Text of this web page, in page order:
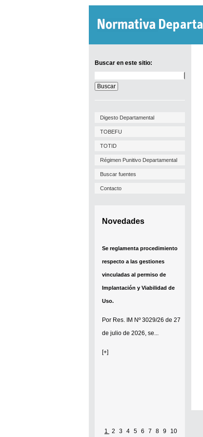
Buscar en este sitio:
en
este
sitio:
Digesto Departamental
TOBEFU
TOTID
Régimen Punitivo Departamental
Buscar fuentes
Contacto
Novedades
Se reglamenta procedimiento
respecto a las gestiones
vinculadas al permiso de
Implantación y Viabilidad de
Uso.
Por Res. IM Nº 3029/26 de 27
de julio de 2026, se...
[+]
1 2 3 4 5 6 7 8 9 10